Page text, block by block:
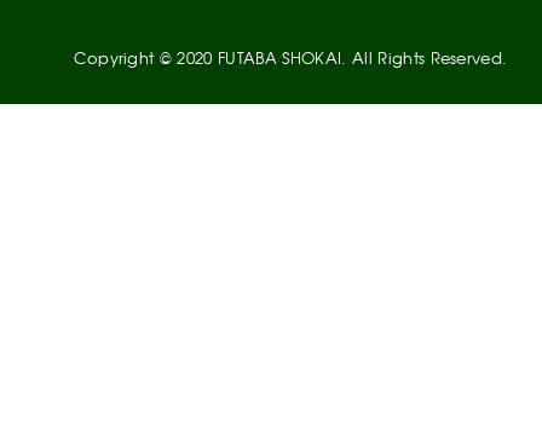
Copyright © 2020 FUTABA SHOKAI. All Rights Reserved.